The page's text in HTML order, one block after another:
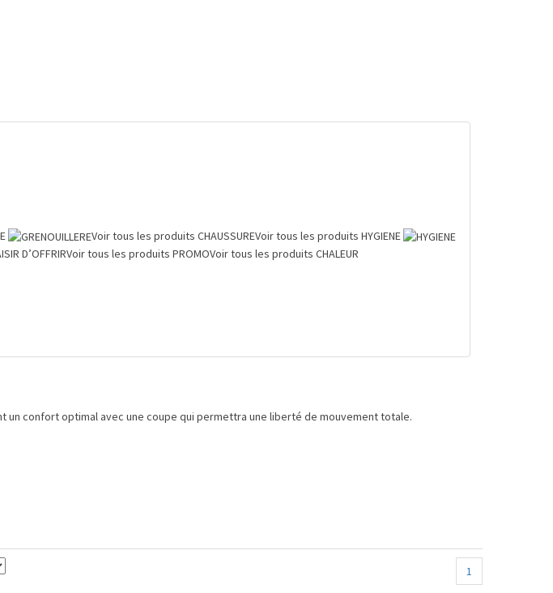
Voir tous les produits CHAUSSUREVoir tous les produits HYGIENE
D’OFFRIRVoir tous les produits PROMOVoir tous les produits CHALEUR
un confort optimal avec une coupe qui permettra une liberté de mouvement totale.
1